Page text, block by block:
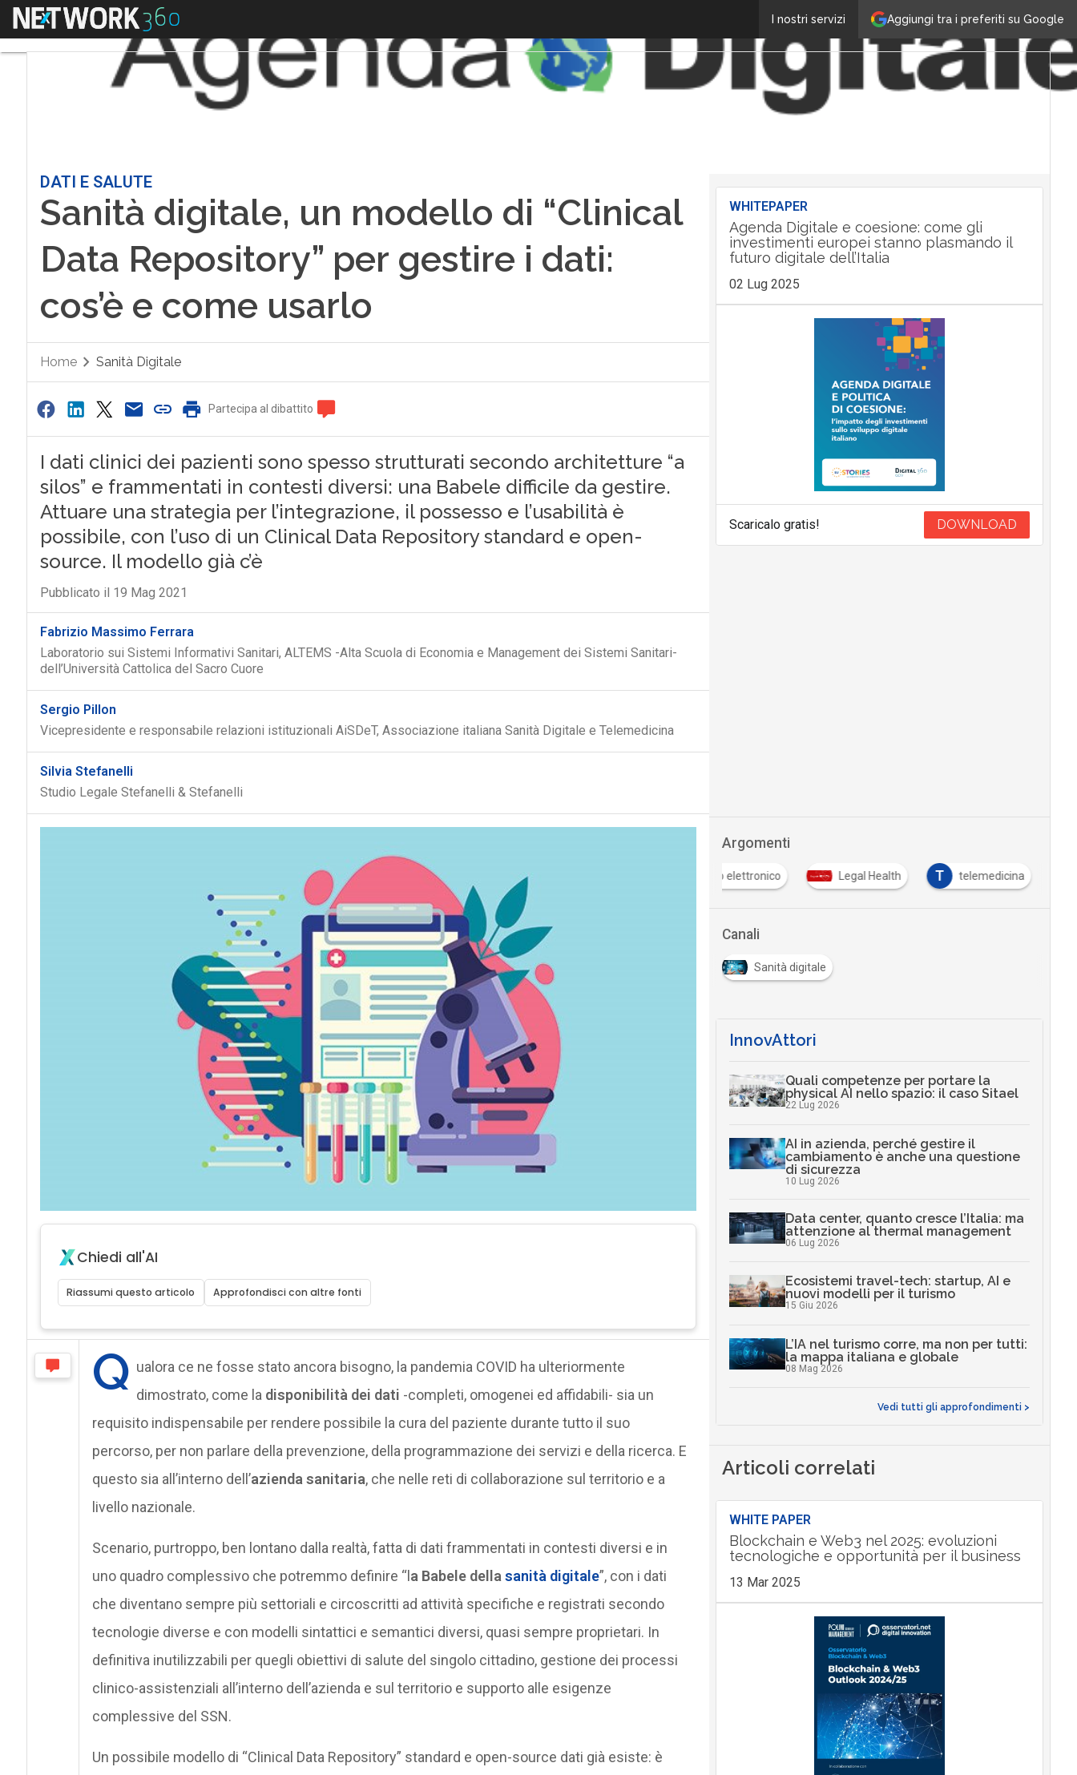
Aggiungi tra i preferiti su Google
I nostri servizi
Menu
DATI E SALUTE
Sanità digitale, un modello di “Clinical
Data Repository” per gestire i dati:
cos’è e come usarlo
Home Sanità Digitale
Partecipa al dibattito
I dati clinici dei pazienti sono spesso strutturati secondo architetture “a
silos” e frammentati in contesti diversi: una Babele difficile da gestire.
Attuare una strategia per l’integrazione, il possesso e l’usabilità è
possibile, con l’uso di un Clinical Data Repository standard e open-
source. Il modello già c’è
Pubblicato il 19 Mag 2021
Fabrizio Massimo Ferrara
Laboratorio sui Sistemi Informativi Sanitari, ALTEMS -Alta Scuola di Economia e Management dei Sistemi Sanitari-
dell’Università Cattolica del Sacro Cuore
Sergio Pillon
Vicepresidente e responsabile relazioni istituzionali AiSDeT, Associazione italiana Sanità Digitale e Telemedicina
Silvia Stefanelli
Studio Legale Stefanelli & Stefanelli
Chiedi all'AI
Riassumi questo articolo Approfondisci con altre fonti
Q ualora ce ne fosse stato ancora bisogno, la pandemia COVID ha ulteriormente
dimostrato, come la disponibilità dei dati -completi, omogenei ed affidabili- sia un
requisito indispensabile per rendere possibile la cura del paziente durante tutto il suo
percorso, per non parlare della prevenzione, della programmazione dei servizi e della ricerca. E
questo sia all’interno dell’azienda sanitaria, che nelle reti di collaborazione sul territorio e a
livello nazionale.
Scenario, purtroppo, ben lontano dalla realtà, fatta di dati frammentati in contesti diversi e in
uno quadro complessivo che potremmo definire “la Babele della sanità digitale”, con i dati
che diventano sempre più settoriali e circoscritti ad attività specifiche e registrati secondo
tecnologie diverse e con modelli sintattici e semantici diversi, quasi sempre proprietari. In
definitiva inutilizzabili per quegli obiettivi di salute del singolo cittadino, gestione dei processi
clinico-assistenziali all’interno dell’azienda e sul territorio e supporto alle esigenze
complessive del SSN.
Un possibile modello di “Clinical Data Repository” standard e open-source dati già esiste: è
WHITEPAPER
Agenda Digitale e coesione: come gli
investimenti europei stanno plasmando il
futuro digitale dell’Italia
02 Lug 2025
Scaricalo gratis! DOWNLOAD
Argomenti
dati personali fascicolo sanitario elettronico Legal Health T telemedicina
Canali
Sanità digitale
InnovAttori
Quali competenze per portare la
physical AI nello spazio: il caso Sitael
22 Lug 2026
AI in azienda, perché gestire il
cambiamento è anche una questione
di sicurezza
10 Lug 2026
Data center, quanto cresce l’Italia: ma
attenzione al thermal management
06 Lug 2026
Ecosistemi travel-tech: startup, AI e
nuovi modelli per il turismo
15 Giu 2026
L’IA nel turismo corre, ma non per tutti:
la mappa italiana e globale
08 Mag 2026
Vedi tutti gli approfondimenti >
Articoli correlati
WHITE PAPER
Blockchain e Web3 nel 2025: evoluzioni
tecnologiche e opportunità per il business
13 Mar 2025